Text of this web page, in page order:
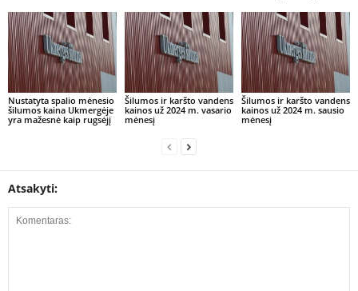
Nustatyta spalio mėnesio
šilumos kaina Ukmergėje
yra mažesnė kaip rugsėjį
Šilumos ir karšto vandens
kainos už 2024 m. vasario
mėnesį
Šilumos ir karšto vandens
kainos už 2024 m. sausio
mėnesį
Atsakyti: